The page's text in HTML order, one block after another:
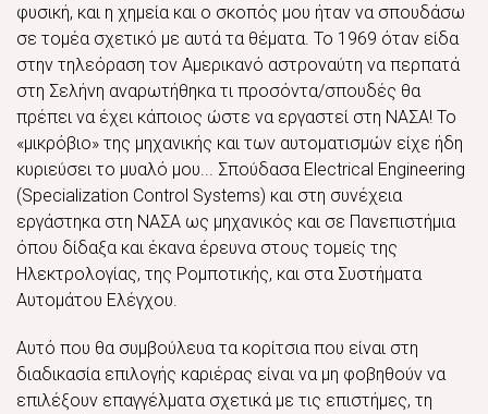
φυσική, και η χημεία και ο σκοπός μου ήταν να σπουδάσω
σε τομέα σχετικό με αυτά τα θέματα. Το 1969 όταν είδα
στην τηλεόραση τον Αμερικανό αστροναύτη να περπατά
στη Σελήνη αναρωτήθηκα τι προσόντα/σπουδές θα
πρέπει να έχει κάποιος ώστε να εργαστεί στη ΝΑΣΑ! Το
«μικρόβιο» της μηχανικής και των αυτοματισμών είχε ήδη
κυριεύσει το μυαλό μου... Σπούδασα Electrical Engineering
(Specialization Control Systems) και στη συνέχεια
εργάστηκα στη ΝΑΣΑ ως μηχανικός και σε Πανεπιστήμια
όπου δίδαξα και έκανα έρευνα στους τομείς της
Ηλεκτρολογίας, της Ρομποτικής, και στα Συστήματα
Αυτομάτου Ελέγχου.
Αυτό που θα συμβούλευα τα κορίτσια που είναι στη
διαδικασία επιλογής καριέρας είναι να μη φοβηθούν να
επιλέξουν επαγγέλματα σχετικά με τις επιστήμες, τη